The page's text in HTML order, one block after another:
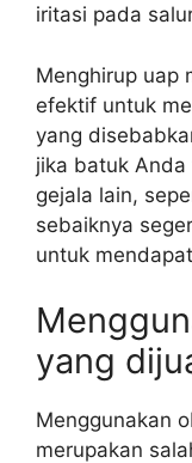
iritasi pada
Menghirup uap
efektif untuk
yang
jika batuk
gejala lain,
sebaiknya
untuk
yang
Menggunakan
merupakan